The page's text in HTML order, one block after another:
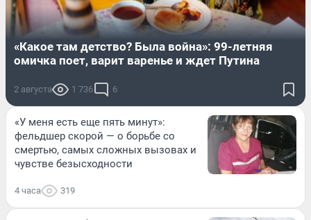
«Какое там детство? Была война»: 99-летняя
омичка поет, варит варенье и ждет Путина
2 августа 1 736 6
«У меня есть еще пять минут»:
фельдшер скорой — о борьбе со
смертью, самых сложных вызовах и
чувстве безысходности
4 часа 319